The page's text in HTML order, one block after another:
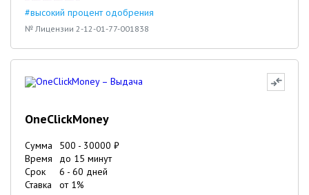
#высокий процент одобрения
№ Лицензии 2-12-01-77-001838
OneClickMoney
Сумма 500 - 30000 ₽
Время
до 15 минут
Срок
6 - 60 дней
Ставка
от 1%